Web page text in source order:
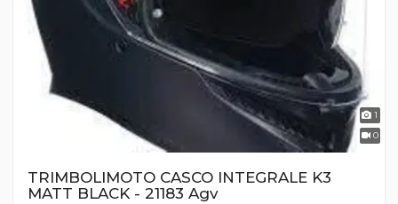
1
0
TRIMBOLIMOTO CASCO INTEGRALE K3
MATT BLACK - 21183 Agv